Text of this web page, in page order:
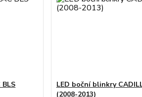
LED boční blinkry
(2008-2013)